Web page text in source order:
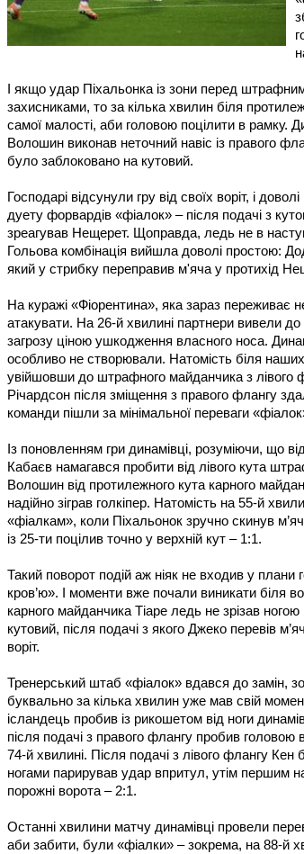
І якщо удар Піхальонка із зони перед
захисниками, то за кілька хвилин біля
самої малості, аби головою поцілити в рамку.
Волошин виконав неточний навіс із правого
було заблоковано на кутовий.
Господарі відсунули гру від своїх воріт, і
дуету форвардів «фіалок» – після подачі з
зреагував Нещерет. Щоправда, ледь не в
Гольова комбінація вийшла доволі простою:
який у стрибку переправив м'яча у протихід
На куражі «Фіорентина», яка зараз переживає
атакувати. На 26-й хвилині партнери вивели
загрозу ціною ушкодження власного носа.
особливо не створювали. Натомість біля
увійшовши до штрафного майданчика з лівого
Річардсон після зміщення з правого флангу
команди пішли за мінімальної переваги
Із поновленням гри динамівці, розуміючи, що
Кабаєв намагався пробити від лівого кута
Волошин від протилежного кута карного
надійно зіграв голкіпер. Натомість на 55-й
«фіалкам», коли Піхальонок зручно скинув
із 25-ти поцілив точно у верхній кут – 1:1.
Такий поворот подій аж ніяк не входив у плани
кров’ю». І моменти вже почали виникати біля
карного майданчика Тіаре ледь не зрізав
кутовий, після подачі з якого Джеко перевів
воріт.
Тренерський штаб «фіалок» вдався до замін,
буквально за кілька хвилин уже мав свій
ісландець пробив із рикошетом від ноги
після подачі з правого флангу пробив
74-й хвилині. Після подачі з лівого флангу
ногами парирував удар впритул, утім першим
порожні ворота – 2:1.
Останні хвилини матчу динамівці провели
аби забити, були «фіалки» – зокрема, на 88-й